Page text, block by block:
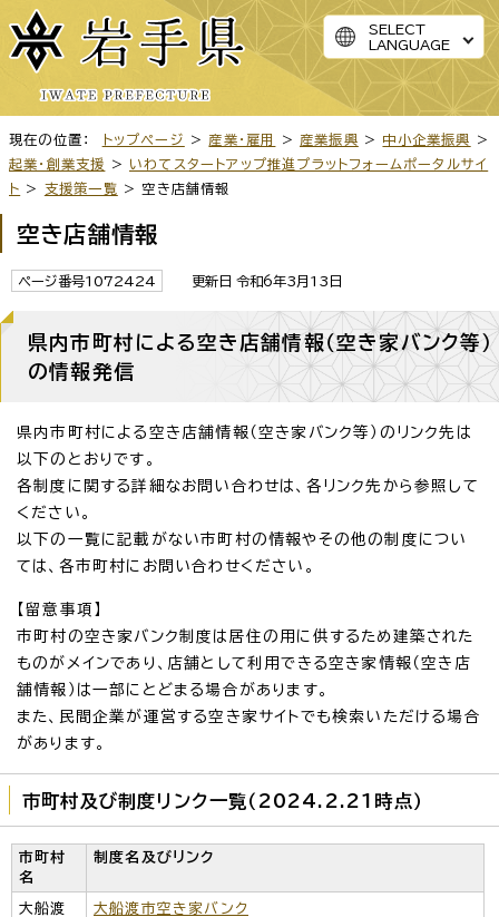
SELECT
LANGUAGE
現在の位置： トップページ > 産業・雇用 > 産業振興 > 中小企業振興
>
起業・創業支援
> いわてスタートアップ推進プラットフォームポータルサイ
ト > 支援策一覧 > 空き店舗情報
空き店舗情報
ページ番号1072424 更新日 令和6年3月13日
県内市町村による空き店舗情報（空き家バンク等）
の情報発信
県内市町村による空き店舗情報（空き家バンク等）のリンク先は
以下のとおりです。
各制度に関する詳細なお問い合わせは、各リンク先から参照して
ください。
以下の一覧に記載がない市町村の情報やその他の制度につい
ては、各市町村にお問い合わせください。
【留意事項】
市町村の空き家バンク制度は居住の用に供するため建築された
ものがメインであり、店舗として利用できる空き家情報（空き店
舗情報）は一部にとどまる場合があります。
また、民間企業が運営する空き家サイトでも検索いただける場合
があります。
市町村及び制度リンク一覧（2024.2.21時点）
市町村
名
制度名及びリンク
大船渡
大船渡市空き家バンク